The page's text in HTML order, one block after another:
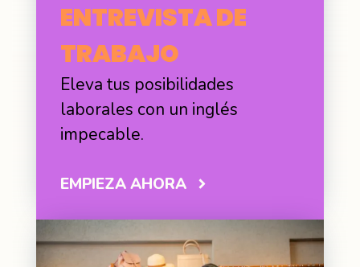
ENTREVISTA DE
TRABAJO
Eleva tus posibilidades
laborales con un inglés
impecable.
EMPIEZA AHORA